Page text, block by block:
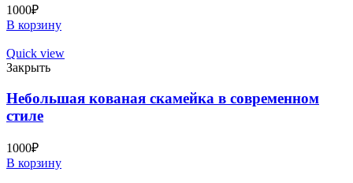
1000₽
В корзину
Quick view
Закрыть
Небольшая кованая скамейка в современном
стиле
1000₽
В корзину